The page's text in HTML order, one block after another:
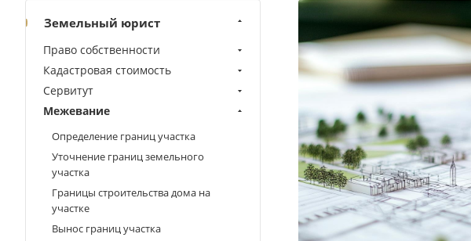
Земельный юрист
Право собственности
Кадастровая стоимость
Сервитут
Межевание
Определение границ участка
Уточнение границ земельного
участка
Границы строительства дома на
участке
Вынос границ участка